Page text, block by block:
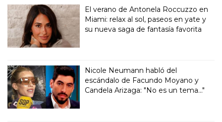
El verano de Antonela Roccuzzo en
Miami: relax al sol, paseos en yate y
su nueva saga de fantasía favorita
Nicole Neumann habló del
escándalo de Facundo Moyano y
Candela Arizaga: "No es un tema..."